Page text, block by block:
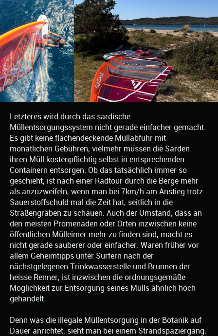
Letzteres wird durch das sardische
Müllentsorgungssystem nicht gerade einfacher gemacht.
Es gibt keine flächendeckende Müllabfuhr mit
monatlichen Gebühren, vielmehr müssen die Sarden
ihren Müll kostenpflichtig selbst in entsprechenden
Containern entsorgen. Ob das tatsächlich immer so
geschieht, ist nach einer Radtour durch die Berge mehr
als anzuzweifeln, wenn man bei 7km/h am Anstieg trotz
Sauerstoffschuld mal die Zeit hat, seitlich in die
Straßengräben zu schauen. Auch der Umstand, dass an
den meisten Promenaden oder Orten inzwischen keine
öffentlichen Mülleimer mehr zu finden sind, macht es
nicht gerade sauberer oder einfacher. Waren früher vor
allem Geheimtipps unter Surfern nach der
nächstgelegenen Trinkwasserstelle und Brunnen der
heisse Renner, ist inzwischen die ordnungsgemäße
Möglichkeit zur Entsorgung seines Mülls ähnlich hoch
gehandelt.
Denn was die illegale Müllentsorgung in der Botanik auf
Dauer anrichtet, sieht man bei einem Strandspaziergang,